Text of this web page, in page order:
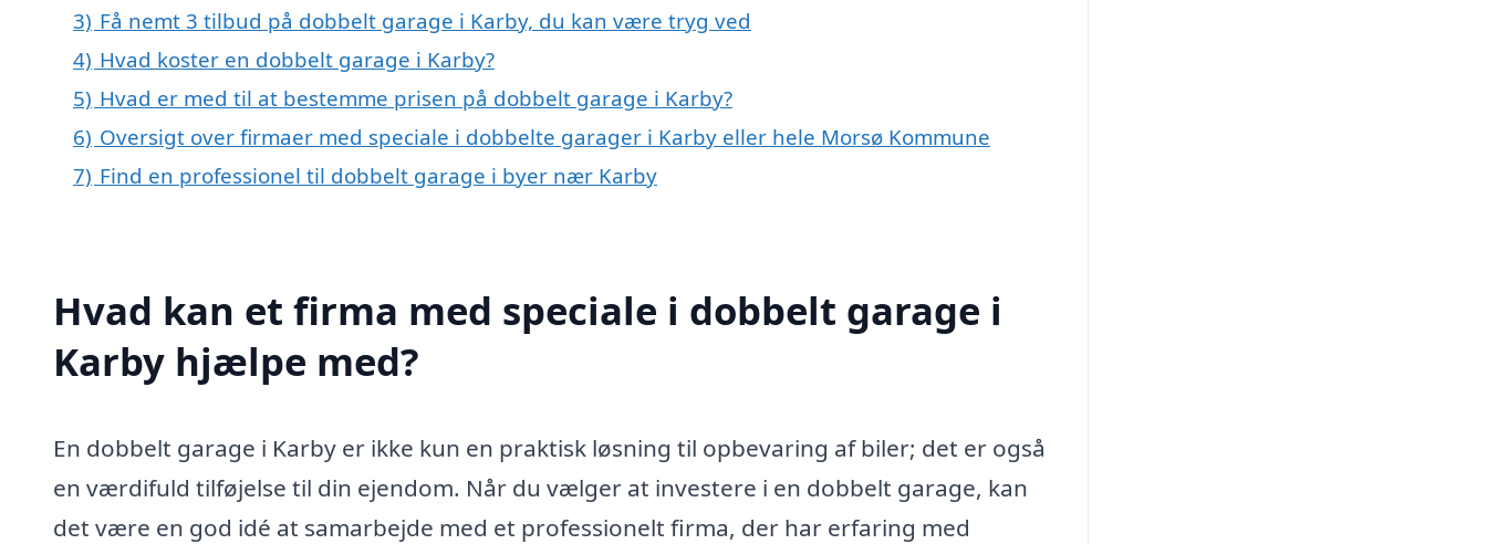
3) Få nemt 3 tilbud på dobbelt garage i Karby, du kan være tryg ved
4) Hvad koster en dobbelt garage i Karby?
5) Hvad er med til at bestemme prisen på dobbelt garage i Karby?
6) Oversigt over firmaer med speciale i dobbelte garager i Karby eller hele Morsø Kommune
7) Find en professionel til dobbelt garage i byer nær Karby
Hvad kan et firma med speciale i dobbelt garage i
Karby hjælpe med?
En dobbelt garage i Karby er ikke kun en praktisk løsning til opbevaring af biler; det er også
en værdifuld tilføjelse til din ejendom. Når du vælger at investere i en dobbelt garage, kan
det være en god idé at samarbejde med et professionelt firma, der har erfaring med